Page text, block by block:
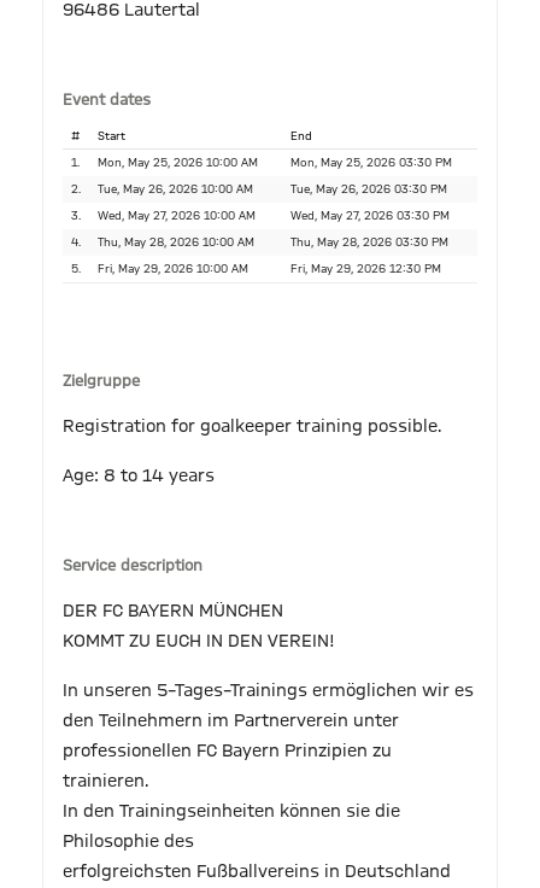
96486 Lautertal
Event dates
# Start End
1. Mon, May 25, 2026 10:00 AM Mon, May 25, 2026 03:30 PM
2. Tue, May 26, 2026 10:00 AM Tue, May 26, 2026 03:30 PM
3. Wed, May 27, 2026 10:00 AM Wed, May 27, 2026 03:30 PM
4. Thu, May 28, 2026 10:00 AM Thu, May 28, 2026 03:30 PM
5. Fri, May 29, 2026 10:00 AM Fri, May 29, 2026 12:30 PM
Zielgruppe
Registration for goalkeeper training possible.
Age: 8 to 14 years
Service description
DER FC BAYERN MÜNCHEN
KOMMT ZU EUCH IN DEN VEREIN!
In unseren 5–Tages–Trainings ermöglichen wir es
den Teilnehmern im Partnerverein unter
professionellen FC Bayern Prinzipien zu
trainieren.
In den Trainingseinheiten können sie die
Philosophie des
erfolgreichsten Fußballvereins in Deutschland